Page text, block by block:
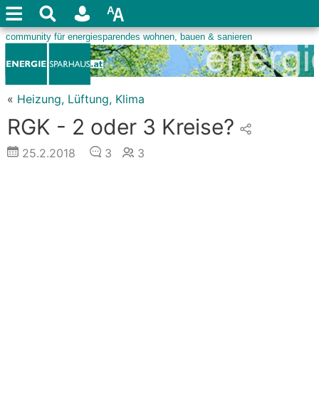
« Heizung, Lüftung, Klima
RGK - 2 oder 3 Kreise?
25.2.2018 3 3